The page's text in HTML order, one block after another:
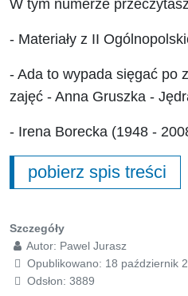
W tym numerze
- Materiały z II
- Ada to wypada sięgać po
zajęć - Anna Gruszka -
- Irena Borecka (1948 -
pobierz spis treści
Szczegóły
Autor: Pawel Jurasz
Opublikowano: 18 październik
Odsłon: 3889